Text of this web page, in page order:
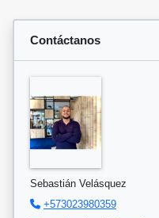
Contáctanos
Sebastián Velásquez
+573023980359